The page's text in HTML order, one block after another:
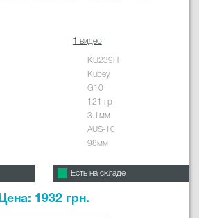
1 видео
KU239H
Kubey
G10
121 гр
3.1мм
AUS-10
98мм
Есть на складе
Цена: 1932 грн.